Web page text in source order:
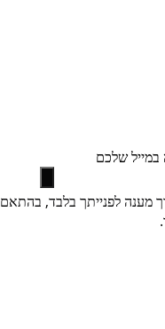
שלכם
מענה לפנייתך בלבד, בהתאם